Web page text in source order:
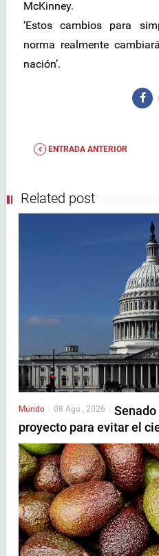
McKinney.
‘Estos cambios para
norma realmente
nación’.
ENTRADA ANTERIOR
Related post
Mundo 08 Ago , 2026
Senado
proyecto para evitar el